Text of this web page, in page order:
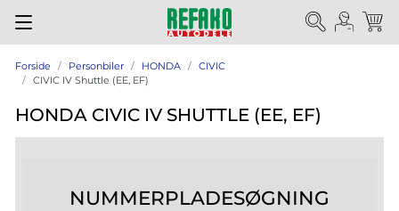
Forside Personbiler HONDA
CIVIC
CIVIC IV Shuttle (EE, EF)
HONDA CIVIC IV SHUTTLE (EE, EF)
NUMMERPLADESØGNING